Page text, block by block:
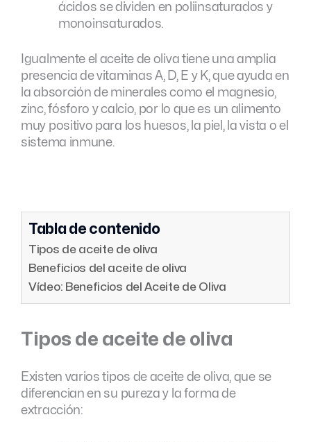
ácidos se dividen en poliinsaturados y
monoinsaturados.
Igualmente el aceite de oliva tiene una amplia
presencia de vitaminas A, D, E y K, que ayuda en
la absorción de minerales como el magnesio,
zinc, fósforo y calcio, por lo que es un alimento
muy positivo para los huesos, la piel, la vista o el
sistema inmune.
Tabla de contenido
Tipos de aceite de oliva
Beneficios del aceite de oliva
Vídeo: Beneficios del Aceite de Oliva
Tipos de aceite de oliva
Existen varios tipos de aceite de oliva, que se
diferencian en su pureza y la forma de
extracción: